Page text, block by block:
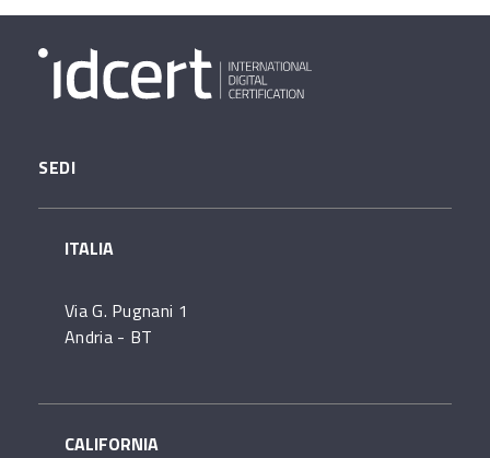
SEDI
ITALIA
Via G. Pugnani 1
Andria - BT
CALIFORNIA